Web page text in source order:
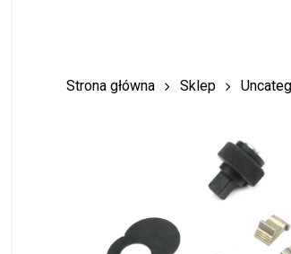
Strona główna Sklep